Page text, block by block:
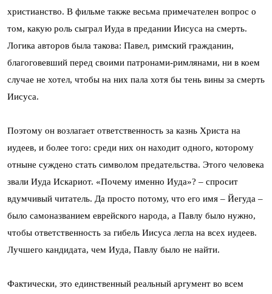
христианство. В фильме также весьма примечателен вопрос о
том, какую роль сыграл Иуда в предании Иисуса на смерть.
Логика авторов была такова: Павел, римский гражданин,
благоговевший перед своими патронами-римлянами, ни в коем
случае не хотел, чтобы на них пала хотя бы тень вины за смерть
Иисуса.
Поэтому он возлагает ответственность за казнь Христа на
иудеев, и более того: среди них он находит одного, которому
отныне суждено стать символом предательства. Этого человека
звали Иуда Искариот. «Почему именно Иуда»? – спросит
вдумчивый читатель. Да просто потому, что его имя – Йегуда –
было самоназванием еврейского народа, а Павлу было нужно,
чтобы ответственность за гибель Иисуса легла на всех иудеев.
Лучшего кандидата, чем Иуда, Павлу было не найти.
Фактически, это единственный реальный аргумент во всем